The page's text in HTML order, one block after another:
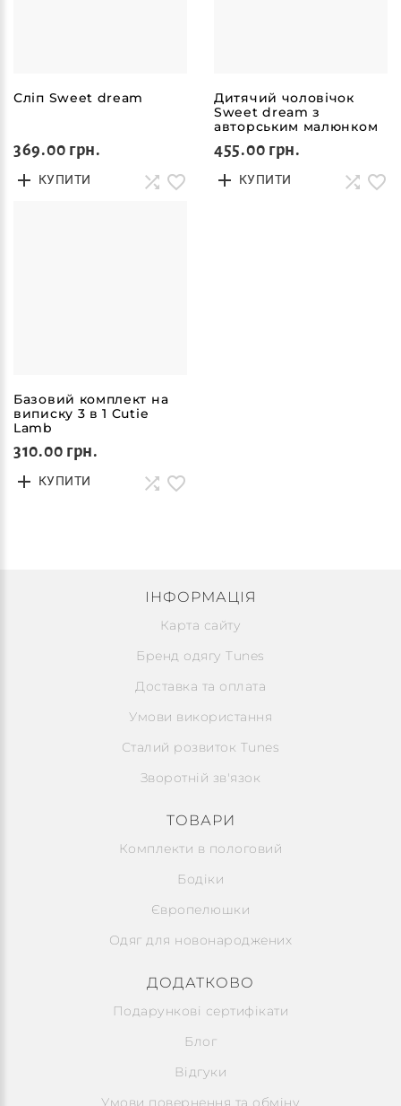
Сліп Sweet dream
369.00 грн.
КУПИТИ
Дитячий чоловічок
Sweet dream з
авторським малюнком
455.00 грн.
КУПИТИ
Базовий комплект на
виписку 3 в 1 Cutie
Lamb
310.00 грн.
КУПИТИ
ІНФОРМАЦІЯ
Карта сайту
Бренд одягу Tunes
Доставка та оплата
Умови використання
Сталий розвиток Tunes
Зворотній зв'язок
ТОВАРИ
Комплекти в пологовий
Бодіки
Європелюшки
Одяг для новонароджених
ДОДАТКОВО
Подарункові сертифікати
Блог
Відгуки
Умови повернення та обміну